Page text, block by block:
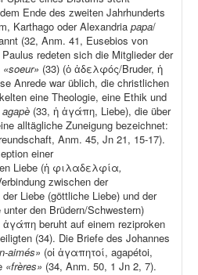
Ende des zweiten Jahrhunderts
Karthago oder Alexandria papa/
(32, Anm. 41, Eusebios von
redeten sich die Mitglieder der
«soeur» (33) (ὁ ἀδελφός/Bruder, ἡ
Anrede war üblich, die christlichen
eine Theologie, eine Ethik und
agapè (33, ἡ ἀγάπη, Liebe), die über
alltägliche Zuneigung bezeichnet:
Anm. 45, Jn 21, 15-17).
einer
Liebe (ἡ φιλαδελφία,
zwischen der
Liebe (göttliche Liebe) und der
den Brüdern/Schwestern)
beruht auf einem reziproken
(34). Die Briefe des Johannes
aimés» (οἱ ἀγαπητοί, agapétoi,
«frères» (34, Anm. 50, 1 Jn 2, 7).